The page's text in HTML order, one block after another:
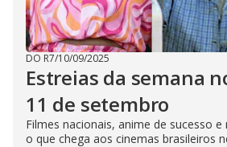
DO R7/10/09/2025
Estreias da semana
11 de setembro
Filmes nacionais, anime de sucesso
o que chega aos cinemas brasileiros